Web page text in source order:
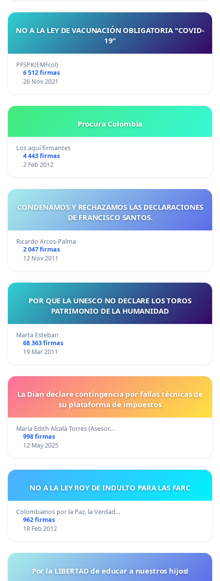
NO A LA LEY DE VACUNACIÓN OBLIGATORIA "COVID-
19"
PFSPK(EMFcol)
6 512 firmas
26 Nov 2021
Procura Colombia
Los aquí firmantes
4 443 firmas
2 Feb 2012
CONDENAMOS Y RECHAZAMOS LAS DECLARACIONES
DE FRANCISCO SANTOS.
Ricardo Arcos-Palma
2 047 firmas
12 Nov 2011
POR QUE LA UNESCO NO DECLARE LOS TOROS
PATRIMONIO DE LA HUMANIDAD
Marta Esteban
68 363 firmas
19 Mar 2011
La Dian declare contingencia por fallas técnicas de
su plataforma de impuestos
María Edith Alcalá Torres (Asesor…
998 firmas
12 May 2025
NO A LA LEY ROY DE INDULTO PARA LAS FARC
Colombianos por la Paz, la Verdad…
962 firmas
18 Feb 2012
Por la LIBERTAD de educar a nuestros hijos!